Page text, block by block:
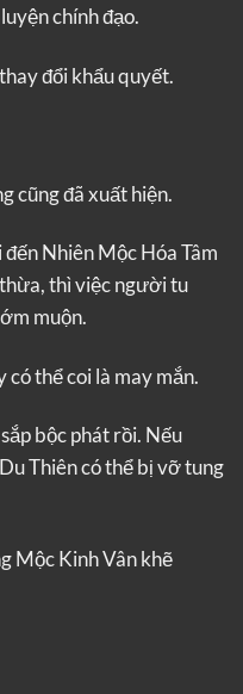
chính đạo.
đổi khẩu quyết.
cũng đã xuất hiện.
Nhiên Mộc Hóa Tâm
thì việc người tu
muộn.
có thể coi là may mắn.
bộc phát rồi. Nếu
Thiên có thể bị vỡ tung
Mộc Kinh Vân khẽ